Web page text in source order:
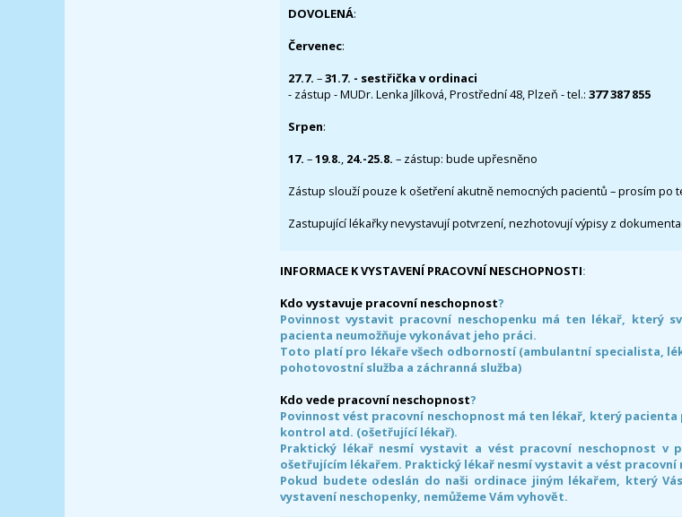
DOVOLENÁ:
Červenec:
27.7. –31.7. - sestřička v ordinaci
- zástup - MUDr. Lenka Jílková, Prostřední 48, Plzeň - tel.: 377 387 855
Srpen:
17. –19.8., 24.-25.8. – zástup: bude upřesněno
Zástup slouží pouze k ošetření akutně nemocných pacientů – prosím po
Zastupující lékařky nevystavují potvrzení, nezhotovují výpisy z
INFORMACE K VYSTAVENÍ PRACOVNÍ NESCHOPNOSTI:
Kdo vystavuje pracovní neschopnost?
Povinnost vystavit pracovní neschopenku má ten lékař, který
pacienta neumožňuje vykonávat jeho práci.
Toto platí pro lékaře všech odborností (ambulantní specialista,
pohotovostní služba a záchranná služba)
Kdo vede pracovní neschopnost?
Povinnost vést pracovní neschopnost má ten lékař, který
kontrol atd. (ošetřující lékař).
Praktický lékař nesmí vystavit a vést pracovní neschopnost v
ošetřujícím lékařem. Praktický lékař nesmí vystavit a vést
Pokud budete odeslán do naši ordinace jiným lékařem, který
vystavení neschopenky, nemůžeme Vám vyhovět.